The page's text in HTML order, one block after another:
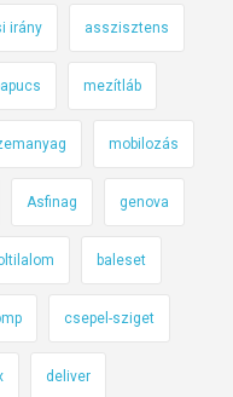
irány asszisztens
mezítláb
mobilozás
Asfinag genova
baleset
csepel-sziget
deliver